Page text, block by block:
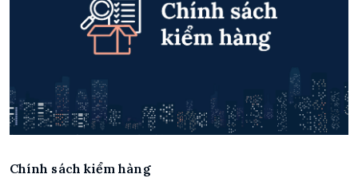
Chính sách kiểm hàng